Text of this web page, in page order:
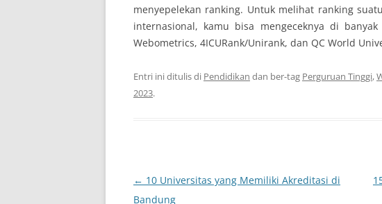
menyepelekan ranking. Untuk melihat ranking
internasional, kamu bisa mengeceknya di
Webometrics, 4ICURank/Unirank, dan QC World
Entri ini ditulis di Pendidikan dan ber-tag Perguruan Tinggi,
2023.
Navigasi
Tulisan
← 10 Universitas yang Memiliki Akreditasi di
Bandung